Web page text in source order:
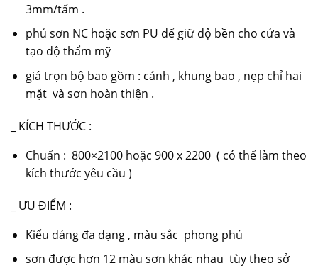
3mm/tấm .
phủ sơn NC hoặc sơn PU để giữ độ bền cho cửa và
tạo độ thẩm mỹ
giá trọn bộ bao gồm : cánh , khung bao , nẹp chỉ hai
mặt và sơn hoàn thiện .
_ KÍCH THƯỚC :
Chuẩn : 800×2100 hoặc 900 x 2200 ( có thể làm theo
kích thước yêu cầu )
_ ƯU ĐIỂM :
Kiểu dáng đa dạng , màu sắc phong phú
sơn được hơn 12 màu sơn khác nhau tùy theo sở